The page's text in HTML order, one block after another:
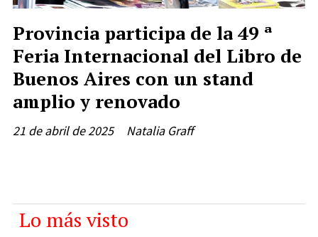
Provincia participa de la 49 ª
Feria Internacional del Libro de
Buenos Aires con un stand
amplio y renovado
Natalia Graff
21 de abril de 2025
Lo más visto